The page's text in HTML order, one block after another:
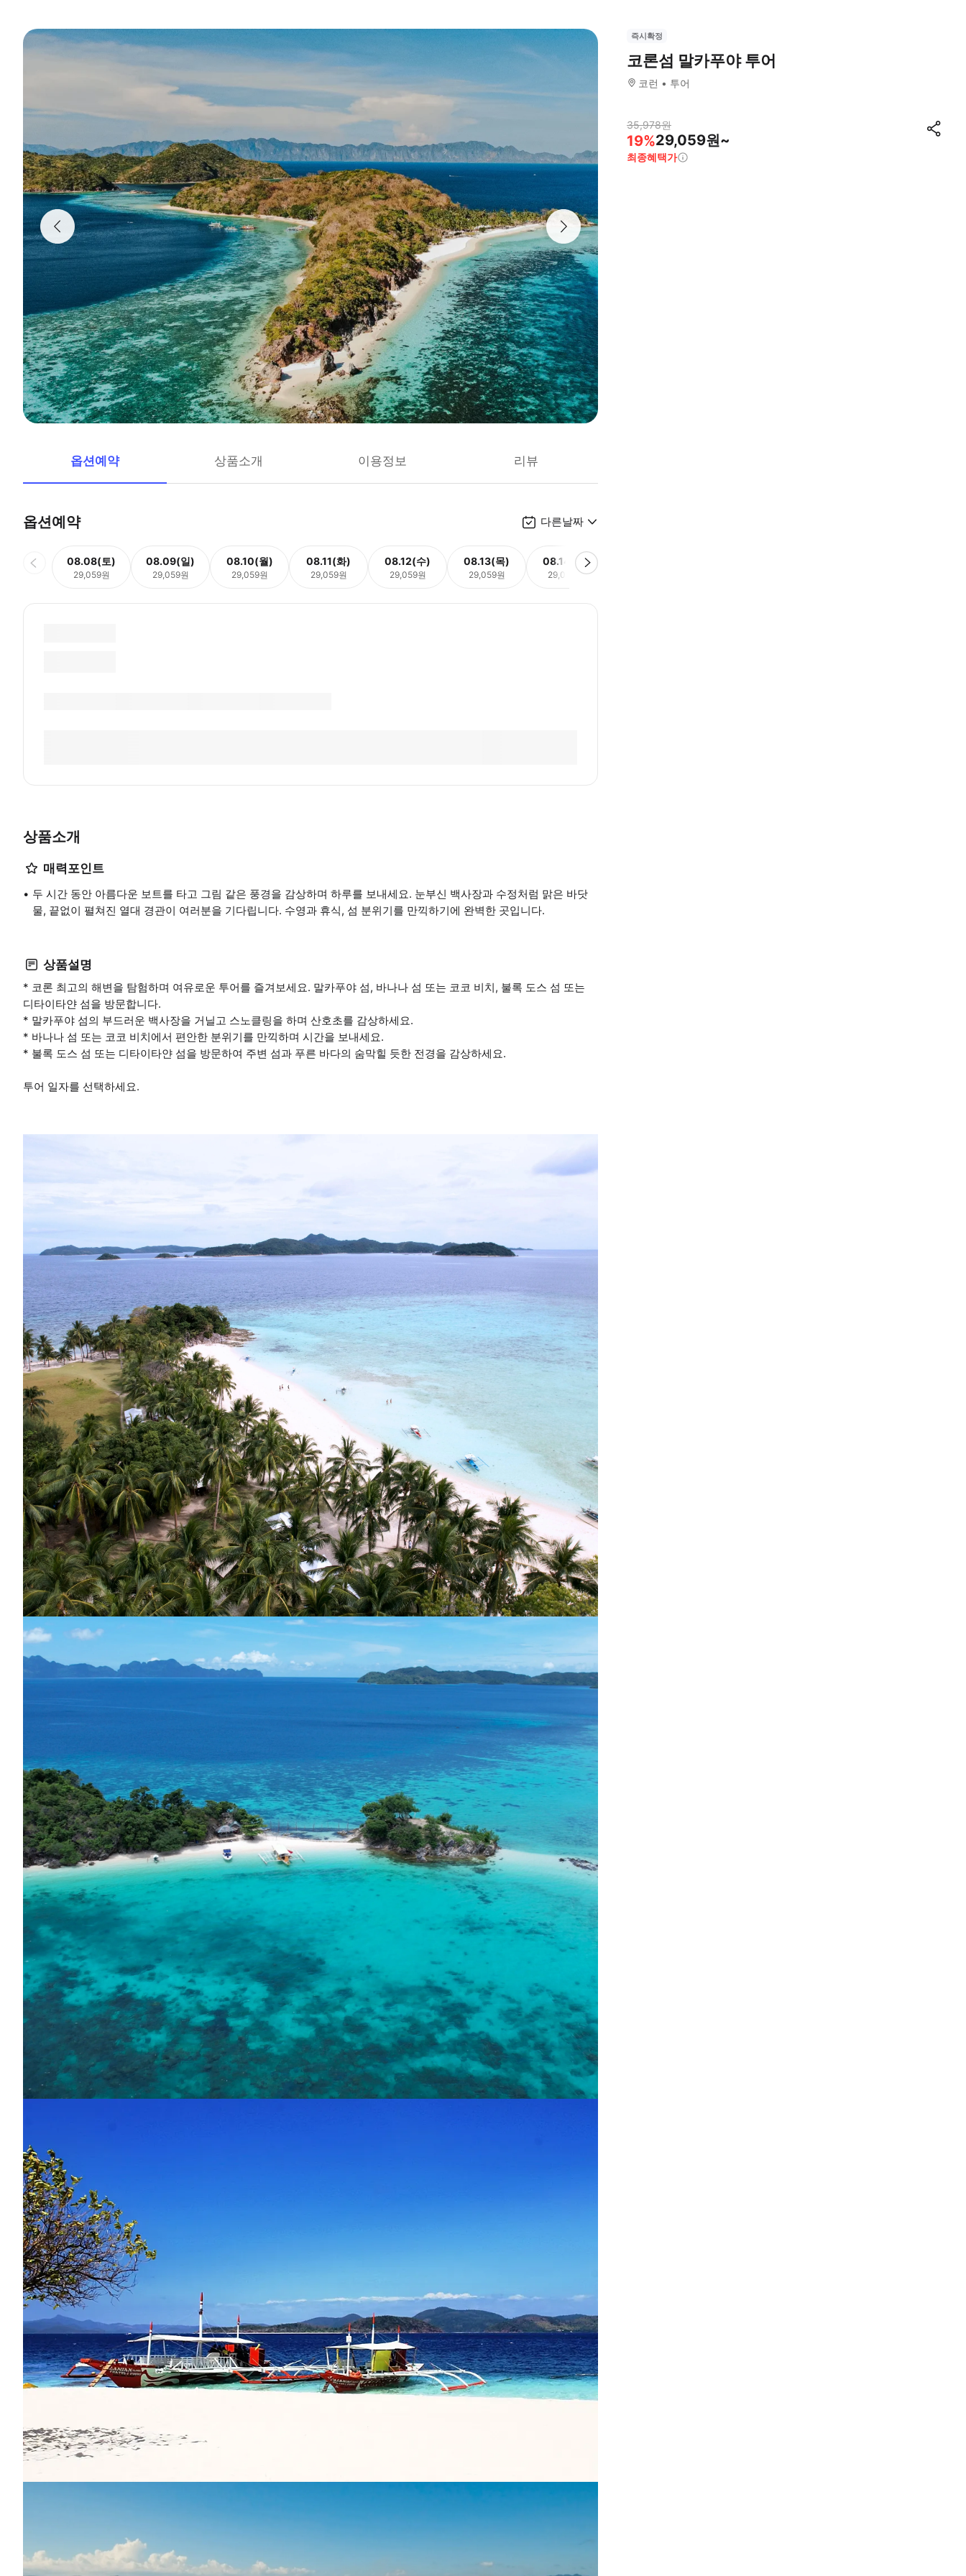
옵션예약 상품소개 이용정보 리뷰
옵션예약 다른날짜
08.08(토)
29,059원
08.09(일)
29,059원
08.10(월)
29,059원
08.11(화)
29,059원
08.12(수)
29,059원
08.13(목)
29,059원
08.14(금)
29,059원
상품소개
매력포인트
두 시간 동안 아름다운 보트를 타고 그림 같은 풍경을 감상하며 하루를 보내세요. 눈부신 백사장과 수정처럼 맑은 바닷
물, 끝없이 펼쳐진 열대 경관이 여러분을 기다립니다. 수영과 휴식, 섬 분위기를 만끽하기에 완벽한 곳입니다.
상품설명
* 코론 최고의 해변을 탐험하며 여유로운 투어를 즐겨보세요. 말카푸야 섬, 바나나 섬 또는 코코 비치, 불록 도스 섬 또는
디타이타얀 섬을 방문합니다.
* 말카푸야 섬의 부드러운 백사장을 거닐고 스노클링을 하며 산호초를 감상하세요.
* 바나나 섬 또는 코코 비치에서 편안한 분위기를 만끽하며 시간을 보내세요.
* 불록 도스 섬 또는 디타이타얀 섬을 방문하여 주변 섬과 푸른 바다의 숨막힐 듯한 전경을 감상하세요.
투어 일자를 선택하세요.
즉시확정
코론섬 말카푸야 투어
코런 투어
35,978원
19%29,059원~
최종혜택가